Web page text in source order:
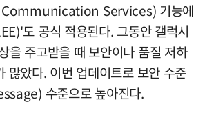
Communication Services) 기능에
도 공식 적용된다. 그동안 갤럭시
을 주고받을 때 보안이나 품질 저하
많았다. 이번 업데이트로 보안 수준
수준으로 높아진다.